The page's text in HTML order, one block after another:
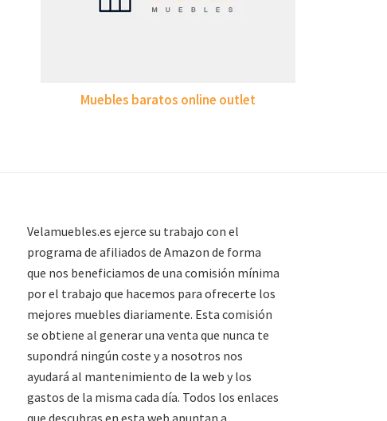
Muebles baratos online outlet
Velamuebles.es ejerce su trabajo con el
programa de afiliados de Amazon de forma
que nos beneficiamos de una comisión mínima
por el trabajo que hacemos para ofrecerte los
mejores muebles diariamente. Esta comisión
se obtiene al generar una venta que nunca te
supondrá ningún coste y a nosotros nos
ayudará al mantenimiento de la web y los
gastos de la misma cada día. Todos los enlaces